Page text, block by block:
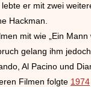
er mit zwei
Hackman.
mit wie „Ein Mann
gelang ihm
Al Pacino und
Filmen folgte 1974